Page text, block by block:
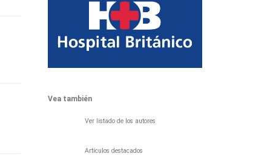
Vea también
Ver listado de los autores
Artículos destacados